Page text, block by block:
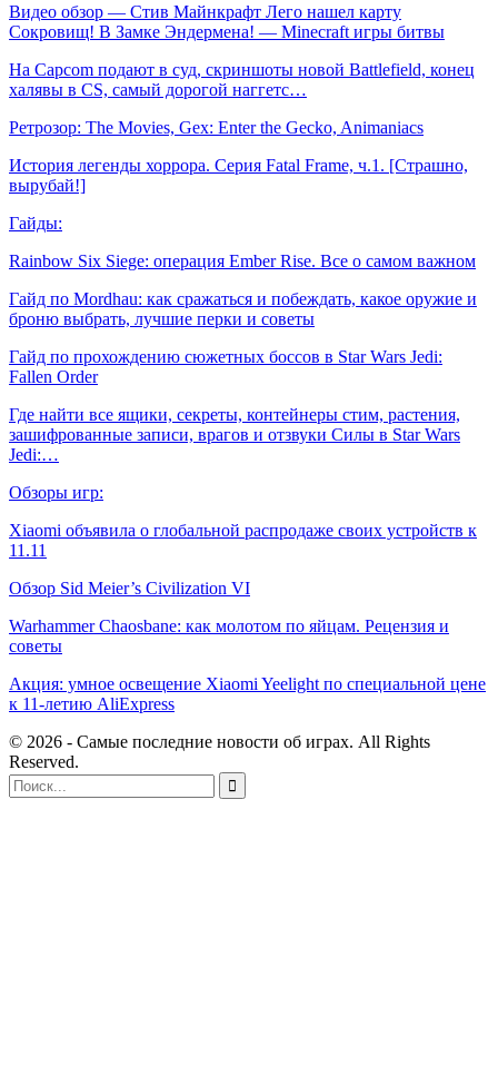
Видео обзор — Стив Майнкрафт Лего нашел карту
Сокровищ! В Замке Эндермена! — Minecraft игры битвы
На Capcom подают в суд, скриншоты новой Battlefield, конец
халявы в CS, самый дорогой наггетс…
Ретрозор: The Movies, Gex: Enter the Gecko, Animaniacs
История легенды хоррора. Серия Fatal Frame, ч.1. [Страшно,
вырубай!]
Гайды:
Rainbow Six Siege: операция Ember Rise. Все о самом важном
Гайд по Mordhau: как сражаться и побеждать, какое оружие и
броню выбрать, лучшие перки и советы
Гайд по прохождению сюжетных боссов в Star Wars Jedi:
Fallen Order
Где найти все ящики, секреты, контейнеры стим, растения,
зашифрованные записи, врагов и отзвуки Силы в Star Wars
Jedi:…
Обзоры игр:
Xiaomi объявила о глобальной распродаже своих устройств к
11.11
Обзор Sid Meier’s Civilization VI
Warhammer Chaosbane: как молотом по яйцам. Рецензия и
советы
Акция: умное освещение Xiaomi Yeelight по специальной цене
к 11-летию AliExpress
© 2026 - Самые последние новости об играх. All Rights
Reserved.